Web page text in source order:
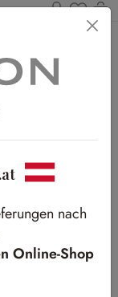
Du
Zuhause
nach
Online-Shop